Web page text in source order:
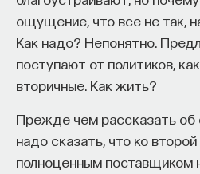
ощущение, что все не так,
Как надо? Непонятно.
поступают от политиков,
вторичные. Как жить?
Прежде чем рассказать об
надо сказать, что ко
полноценным поставщиком
и что на самом деле должен
выходящий в сложный и
А еще — почему ИИ не стоит
университету учить не
практике мышления и